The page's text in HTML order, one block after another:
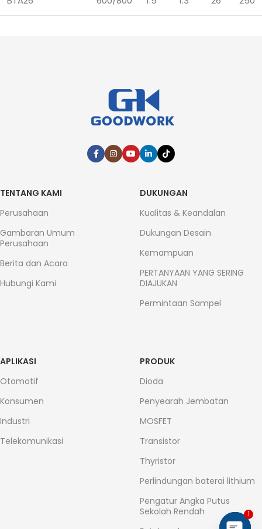
TENTANG KAMI
Perusahaan
Gambaran Umum
Perusahaan
Berita dan Acara
Hubungi Kami
DUKUNGAN
Kualitas & Keandalan
Dukungan Desain
Kemampuan
PERTANYAAN YANG SERING
DIAJUKAN
Permintaan Sampel
APLIKASI
Otomotif
Konsumen
Industri
Telekomunikasi
PRODUK
Dioda
Penyearah Jembatan
MOSFET
Transistor
Thyristor
Perlindungan baterai lithium
Pengatur Angka Putus
Sekolah Rendah
1